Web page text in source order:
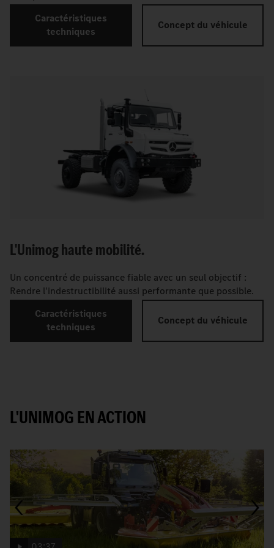
Caractéristiques
techniques
Concept du véhicule
L'Unimog haute mobilité.
Un concentré de puissance fiable avec un seul objectif :
Rendre l'indestructibilité aussi performante que possible.
Caractéristiques
techniques
Concept du véhicule
L'UNIMOG EN ACTION